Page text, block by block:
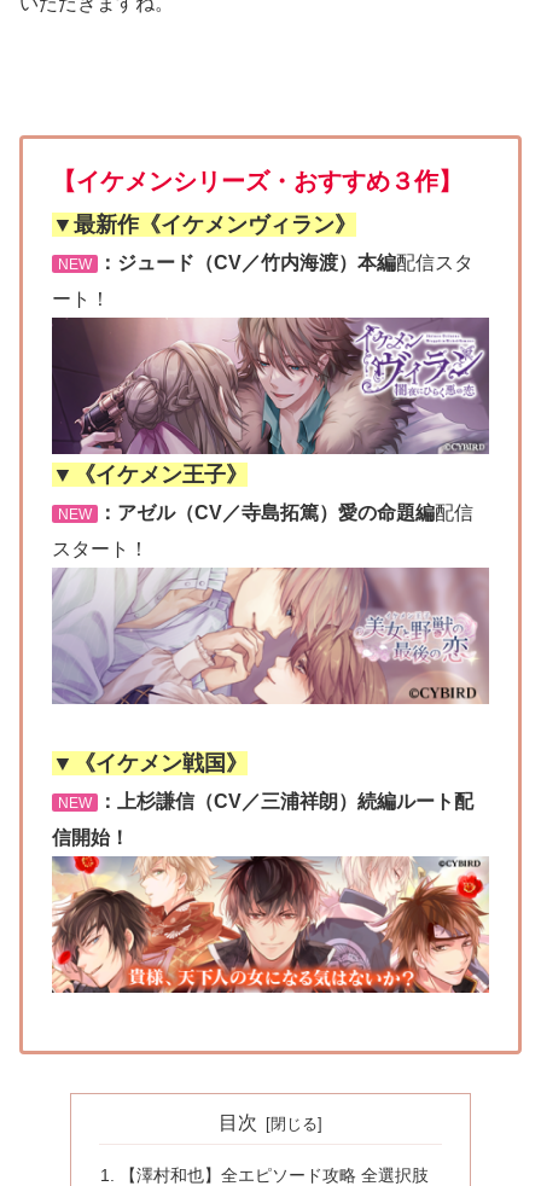
【イケメンシリーズ・おすすめ３作】
▼最新作《イケメンヴィラン》
NEW ：ジュード（CV／竹内海渡）本編配信スタ
ート！
▼《イケメン王子》
NEW ：アゼル（CV／寺島拓篤）愛の命題編配信
スタート！
▼《イケメン戦国》
NEW
：上杉謙信（CV／三浦祥朗）続編ルート配
信開始！
目次
【澤村和也】全エピソード攻略 全選択肢